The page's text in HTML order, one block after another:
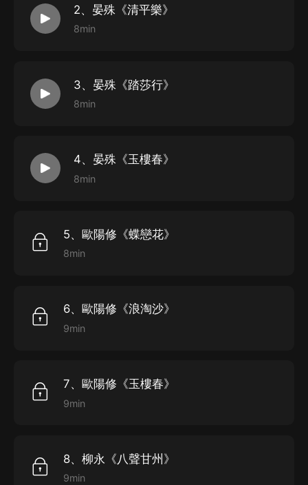
2、晏殊《清平樂》
8min
3、晏殊《踏莎行》
8min
4、晏殊《玉樓春》
8min
5、歐陽修《蝶戀花》
8min
6、歐陽修《浪淘沙》
9min
7、歐陽修《玉樓春》
9min
8、柳永《八聲甘州》
9min